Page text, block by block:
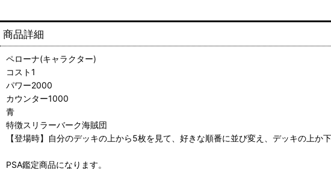
商品詳細
ペローナ(キャラクター)
コスト1
パワー2000
カウンター1000
青
特徴スリラーバーク海賊団
【登場時】自分のデッキの上から5枚を見て、好きな順番に並び変え、デッキの上か下
PSA鑑定商品になります。